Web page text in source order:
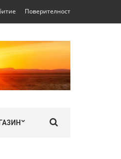
Поверителност